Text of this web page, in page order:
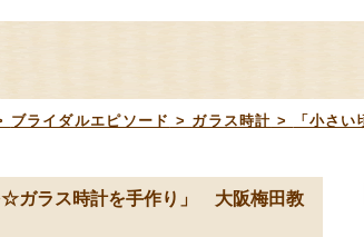
ブライダルエピソード > ガラス時計 >
「小さ
☆ガラス時計を手作り」 大阪梅田教